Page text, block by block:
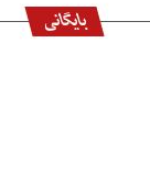
بایگانی